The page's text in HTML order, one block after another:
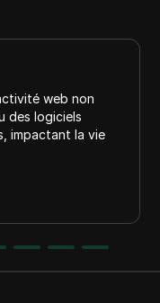
la détection de
des solutions
vous aider à préserver